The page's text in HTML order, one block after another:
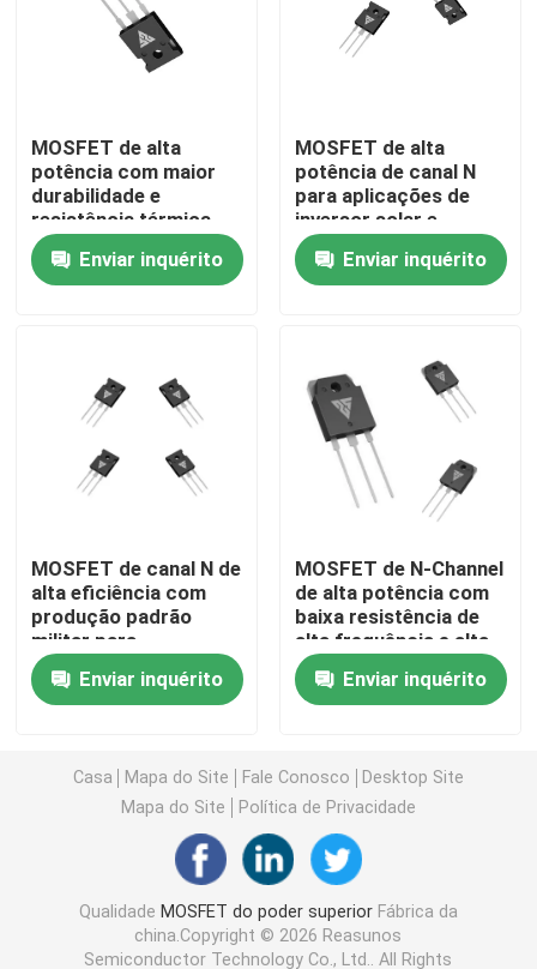
Controle de qualidade
Notícias
Solicite um orçamento
MOSFET de carboneto de silício
MOSFET de Super Junção
SBD de carburo de silício
MOSFET de alta tensão
IGBT de alta potência
Diodos de barreira de Schottky
Semicondutor de alta potência
MOSFET de alta
potência com maior
durabilidade e
resistência térmica
para aplicações de
configuração de tipo
Enviar inquérito
MOSFET de alta
potência de canal N
para aplicações de
inversor solar e
conversor DC/DC
Enviar inquérito
MOSFET de canal N de
alta eficiência com
produção padrão
militar para
aplicações em
inversores solares
Enviar inquérito
MOSFET de N-Channel
de alta potência com
baixa resistência de
alta frequência e alta
eficiência para
aplicações industriais
Enviar inquérito
Casa Mapa do Site Fale Conosco
Desktop Site
Mapa do Site
Política de Privacidade
Qualidade MOSFET do poder superiorFábrica da
china.Copyright © 2026 Reasunos
Semiconductor Technology Co., Ltd.. All Rights